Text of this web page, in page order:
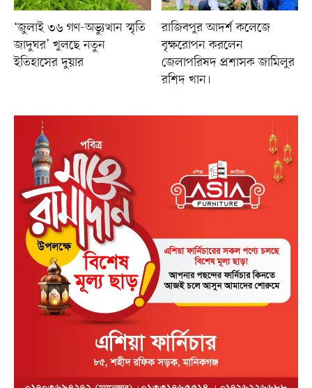
‘জুলাই ৩৬ গণ-অভ্যুত্থান স্মৃতি
জাদুঘর’ খুলছে নতুন
ইতিহাসের দুয়ার
রাজিবপুর আদর্শ কলেজে
বৃক্ষরোপন করলেন
জেলাপরিষদ প্রশাসক জামিলুর
রশিদ খান।